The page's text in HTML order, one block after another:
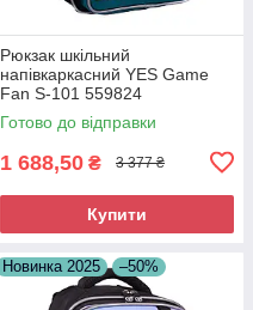
Рюкзак шкільний
напівкаркасний YES Game
Fan S-101 559824
Готово до відправки
1 688,50 ₴ 3 377 ₴
Купити
Новинка 2025 –50%